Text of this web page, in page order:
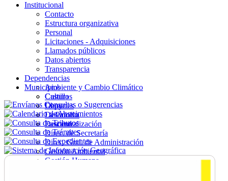
Institucional
Contacto
Estructura organizativa
Personal
Licitaciones - Adquisiciones
Llamados públicos
Datos abiertos
Transparencia
Dependencias
Ambiente y Cambio Climático
Cultura
Deportes
Desarrollo
Descentralización
Direc. de Secretaría
Direc. Gral. de Administración
Gestión Ambiental
Gestión Humana
Municipios
Castillos
Chuy
La Paloma
Lascano